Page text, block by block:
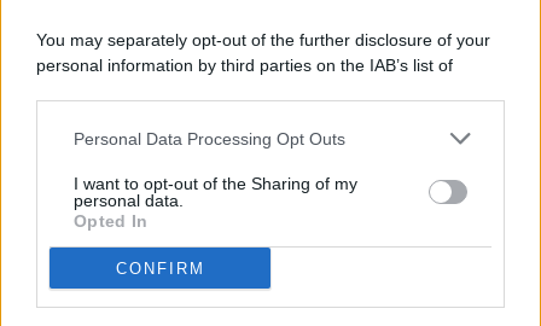
You may separately opt-out of the further disclosure of your
personal information by third parties on the IAB’s list of
This information may also be disclosed by us to third parties
disclose it to other third parties.
Personal Data Processing Opt Outs
I want to opt-out of the Sharing of my
personal data.
Opted In
CONFIRM
PREFERENZE PRIVACY